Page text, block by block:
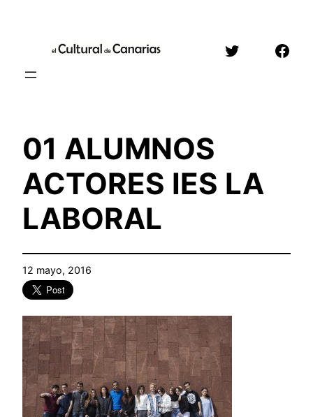
contenido
Twitter
01 ALUMNOS
ACTORES IES LA
LABORAL
12 mayo, 2016